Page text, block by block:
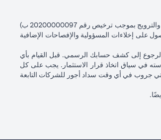
سيتي بنك إن إيه الإمارات العربية المتحدة مرخص من هيئة الأوراق المالية والسلع في الإمارات العربية المتحدة ("SCA") للقيام بالنشاط المالي لـ أ) الاستشارات المالية والتعريف والترويج بموجب ترخيص رقم 20200000097 ب)
الدولية بموجب ترخيص رقم 20200000198 ج) إدارة المحافظ بموجب ترخيص رقم 20200000240 د) الحفظ بموجب ترخيص رقم 602003. للحصول على إخلاءات المسؤولية والإفصاحات الإضافية
إلى كشف حسابك الرسمي. قبل القيام بأي
في سياق اتخاذ قرار الاستثمار. يجب على كل
جروب في أي وقت سداد أجور للشركات التابعة